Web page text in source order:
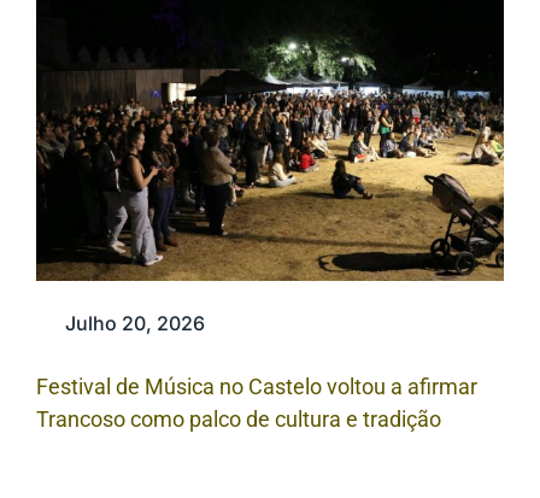
Julho 20, 2026
Festival de Música no Castelo voltou a afirmar
Trancoso como palco de cultura e tradição